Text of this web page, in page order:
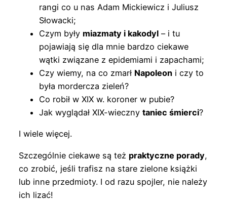
rangi co u nas Adam Mickiewicz i Juliusz
Słowacki;
Czym były miazmaty i kakodyl– i tu
pojawiają się dla mnie bardzo ciekawe
wątki związane z epidemiami i zapachami;
Czy wiemy, na co zmarł Napoleoni czy to
była mordercza zieleń?
Co robił w XIX w. koroner w pubie?
Jak wyglądał XIX-wieczny taniec śmierci?
I wiele więcej.
Szczególnie ciekawe są też praktyczne porady,
co zrobić, jeśli trafisz na stare zielone książki
lub inne przedmioty. I od razu spojler, nie należy
ich lizać!